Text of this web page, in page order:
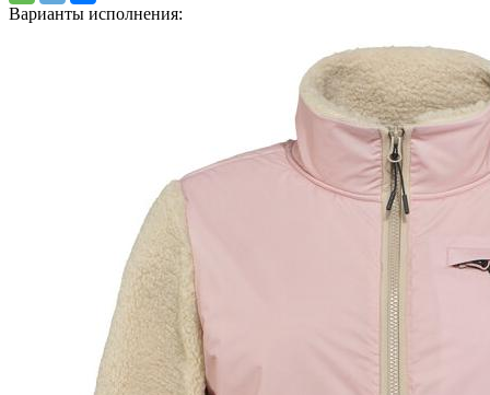
Варианты исполнения: